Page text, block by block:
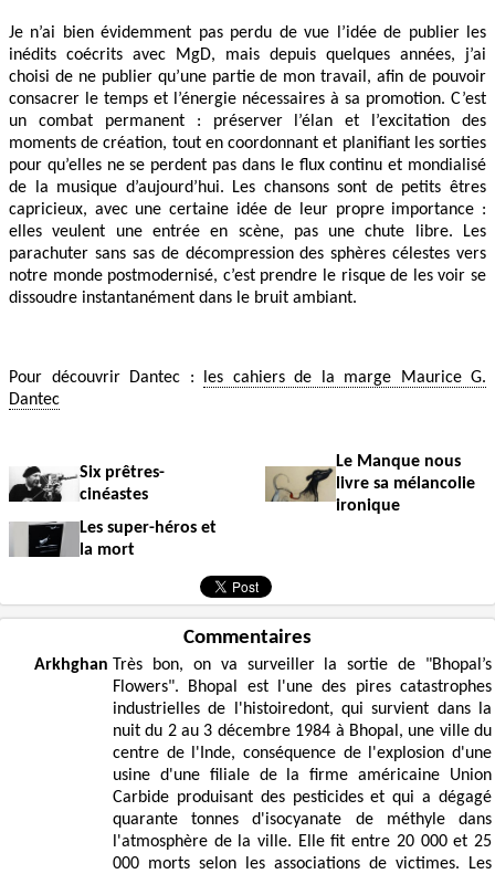
Je n’ai bien évidemment pas perdu de vue l’idée de publier les
inédits coécrits avec MgD, mais depuis quelques années, j’ai
choisi de ne publier qu’une partie de mon travail, afin de pouvoir
consacrer le temps et l’énergie nécessaires à sa promotion. C’est
un combat permanent : préserver l’élan et l’excitation des
moments de création, tout en coordonnant et planifiant les sorties
pour qu’elles ne se perdent pas dans le flux continu et mondialisé
de la musique d’aujourd’hui. Les chansons sont de petits êtres
capricieux, avec une certaine idée de leur propre importance :
elles veulent une entrée en scène, pas une chute libre. Les
parachuter sans sas de décompression des sphères célestes vers
notre monde postmodernisé, c’est prendre le risque de les voir se
dissoudre instantanément dans le bruit ambiant.
Pour découvrir Dantec :
les cahiers de la marge Maurice G.
Dantec
Six prêtres-
cinéastes
Le Manque nous
livre sa mélancolie
ironique
Les super-héros et
la mort
Commentaires
Arkhghan Très bon, on va surveiller la sortie de "Bhopal’s
Flowers". Bhopal est l'une des pires catastrophes
industrielles de l'histoiredont, qui survient dans la
nuit du 2 au 3 décembre 1984 à Bhopal, une ville du
centre de l'Inde, conséquence de l'explosion d'une
usine d'une filiale de la firme américaine Union
Carbide produisant des pesticides et qui a dégagé
quarante tonnes d'isocyanate de méthyle dans
l'atmosphère de la ville. Elle fit entre 20 000 et 25
000 morts selon les associations de victimes. Les